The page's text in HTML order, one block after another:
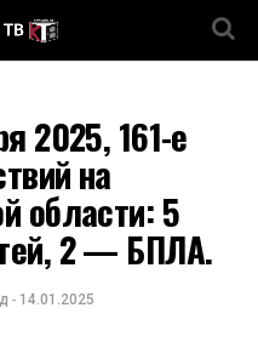
2025, 161-е
на
области: 5
2 — БПЛА.
- 14.01.2025